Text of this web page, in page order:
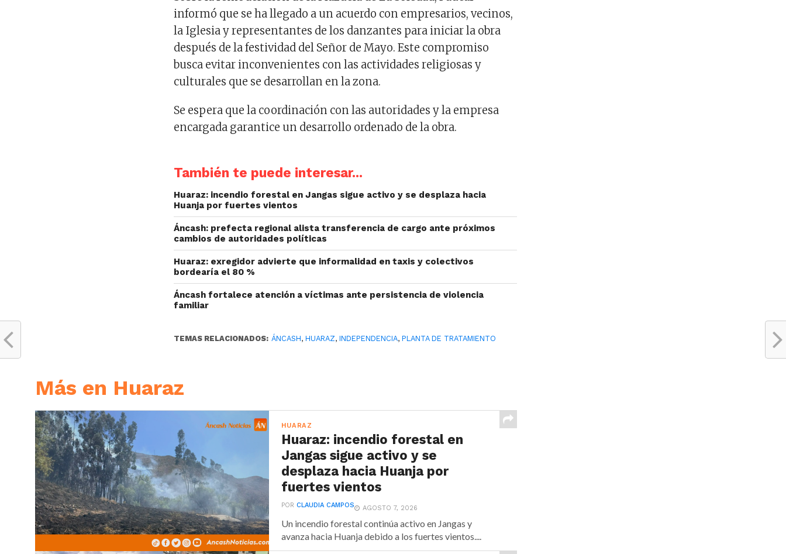
informó que se ha llegado a un acuerdo con empresarios, vecinos,
la Iglesia y representantes de los danzantes para iniciar la obra
después de la festividad del Señor de Mayo. Este compromiso
busca evitar inconvenientes con las actividades religiosas y
culturales que se desarrollan en la zona.
Se espera que la coordinación con las autoridades y la empresa
encargada garantice un desarrollo ordenado de la obra.
También te puede interesar...
Huaraz: incendio forestal en Jangas sigue activo y se desplaza hacia
Huanja por fuertes vientos
Áncash: prefecta regional alista transferencia de cargo ante próximos
cambios de autoridades políticas
Huaraz: exregidor advierte que informalidad en taxis y colectivos
bordearía el 80 %
Áncash fortalece atención a víctimas ante persistencia de violencia
familiar
TEMAS RELACIONADOS: ÁNCASH,HUARAZ,INDEPENDENCIA,PLANTA DE TRATAMIENTO
Más en Huaraz
HUARAZ
Huaraz: incendio forestal en
Jangas sigue activo y se
desplaza hacia Huanja por
fuertes vientos
PORCLAUDIA CAMPOS AGOSTO 7, 2026
Un incendio forestal continúa activo en Jangas y
avanza hacia Huanja debido a los fuertes vientos....